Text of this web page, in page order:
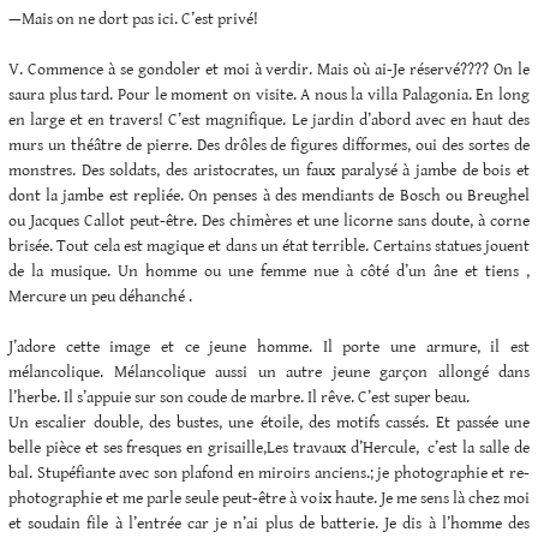
—Mais on ne dort pas ici. C’est privé!
V. Commence à se gondoler et moi à verdir. Mais où ai-Je réservé???? On le
saura plus tard. Pour le moment on visite. A nous la villa Palagonia. En long
en large et en travers! C’est magnifique. Le jardin d’abord avec en haut des
murs un théâtre de pierre. Des drôles de figures difformes, oui des sortes de
monstres. Des soldats, des aristocrates, un faux paralysé à jambe de bois et
dont la jambe est repliée. On penses à des mendiants de Bosch ou Breughel
ou Jacques Callot peut-être. Des chimères et une licorne sans doute, à corne
brisée. Tout cela est magique et dans un état terrible. Certains statues jouent
de la musique. Un homme ou une femme nue à côté d’un âne et tiens ,
Mercure un peu déhanché .
J’adore cette image et ce jeune homme. Il porte une armure, il est
mélancolique. Mélancolique aussi un autre jeune garçon allongé dans
l’herbe. Il s’appuie sur son coude de marbre. Il rêve. C’est super beau.
Un escalier double, des bustes, une étoile, des motifs cassés. Et passée une
belle pièce et ses fresques en grisaille,Les travaux d’Hercule, c’est la salle de
bal. Stupéfiante avec son plafond en miroirs anciens.; je photographie et re-
photographie et me parle seule peut-être à voix haute. Je me sens là chez moi
et soudain file à l’entrée car je n’ai plus de batterie. Je dis à l’homme des